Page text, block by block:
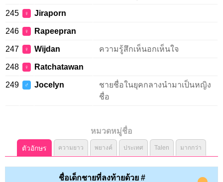
245 ♀ Jiraporn
246 ♀ Rapeepran
247 ♀ Wijdan ความรู้สึกเห็นอกเห็นใจ
248 ♀ Ratchatawan
249 ♂ Jocelyn
ชายชื่อในยุคกลางนำมาเป็นหญิง
ชื่อ
หมวดหมู่ชื่อ
ตัวอักษร ความยาว พยางค์ ประเทศ Talen มากกว่า
ชื่อเด็กชายที่ลงท้ายด้วย #